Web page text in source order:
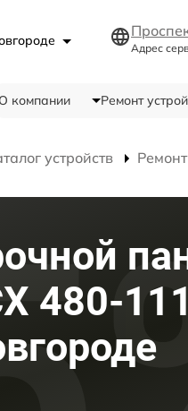
Адрес
О компании Ремонт
устройств
480-